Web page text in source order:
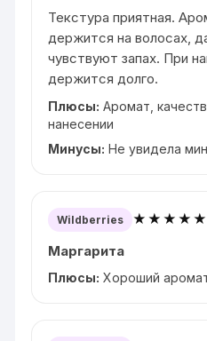
Текстура приятная.
держится на волосах,
чувствуют запах. При
держится долго.
Плюсы: Аромат,
нанесении
Минусы: Не увидела
Wildberries
Маргарита
Плюсы: Хороший